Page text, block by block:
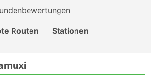
Routen Stationen